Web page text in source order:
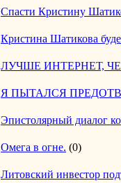
Спасти Кристину
Кристина Шатикова
ЛУЧШЕ ИНТЕРНЕТ,
Я ПЫТАЛСЯ
Эпистолярный диалог
Омега в огне. (0)
Литовский инвестор